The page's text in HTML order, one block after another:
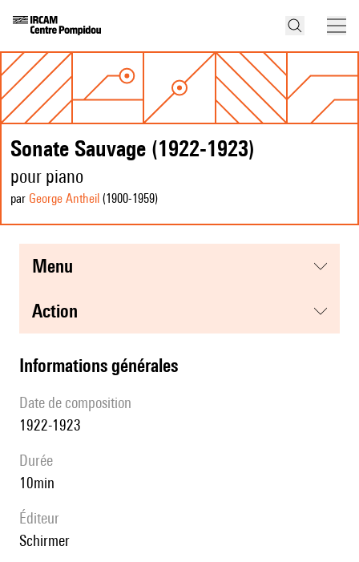
Sonate Sauvage (1922-1923)
pour piano
par George Antheil (1900-1959)
menu
action
informations générales
date de composition
1922-1923
durée
10min
éditeur
Schirmer